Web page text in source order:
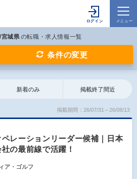
城県 の転職・求人情報一覧
条件の変更
新着のみ 掲載終了間近
掲載期間：26/07/31～26/08/13
ペレーションリーダー候補｜日本
の最前線で活躍！
ア・ゴルフ